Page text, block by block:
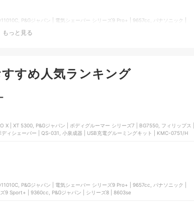
P&Gジャパン | 電気シェーバー シリーズ9 Pro+ | 9657cc, パナソニック |
もっと見る
すめ人気ランキング
X | XT 5300, P&Gジャパン | ボディグルーマー シリーズ7 | BG7550, フィリップス |
ィシェーバー | ‎QS-031, 小泉成器 | USB充電グルーミングキット | KMC-0751/H
P&Gジャパン | 電気シェーバー シリーズ9 Pro+ | 9657cc, パナソニック |
ジャパン | シリーズ9 Sport+ | 9360cc, P&Gジャパン | シリーズ8 | 8603se